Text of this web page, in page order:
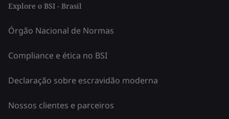
Explore o BSI - Brasil
Órgão Nacional de Normas
Compliance e ética no BSI
Declaração sobre escravidão moderna
Nossos clientes e parceiros